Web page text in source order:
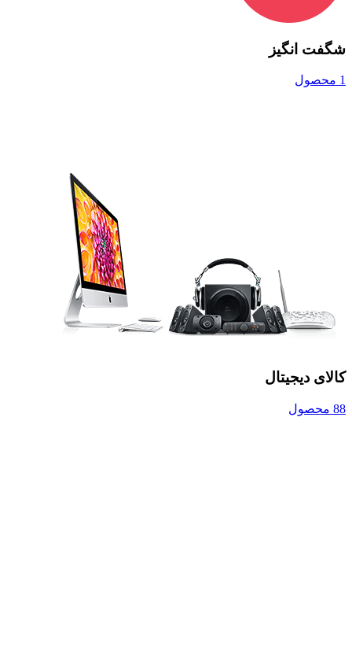
شگفت انگیز
1 محصول
کالای دیجیتال
88 محصول